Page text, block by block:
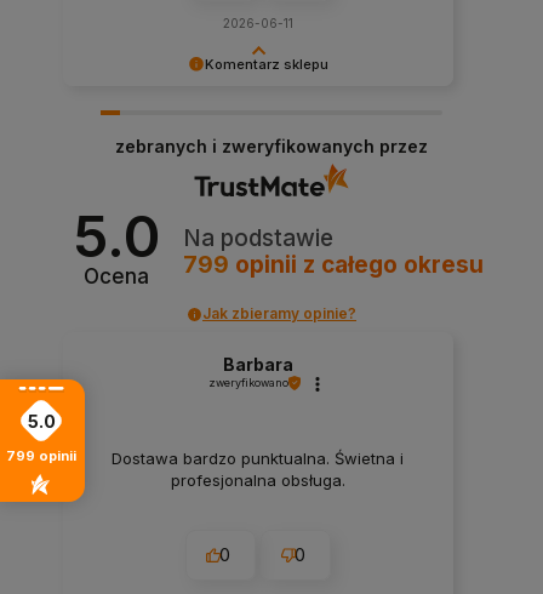
Komentarz sklepu
2026-06-11
zebranych i zweryfikowanych przez
5.0
Ocena
Na podstawie
799 opinii z całego okresu
Jak zbieramy opinie?
Barbara
zweryfikowano
Dostawa bardzo punktualna. Świetna i
profesjonalna obsługa.
0 0
5.0
799 opinii